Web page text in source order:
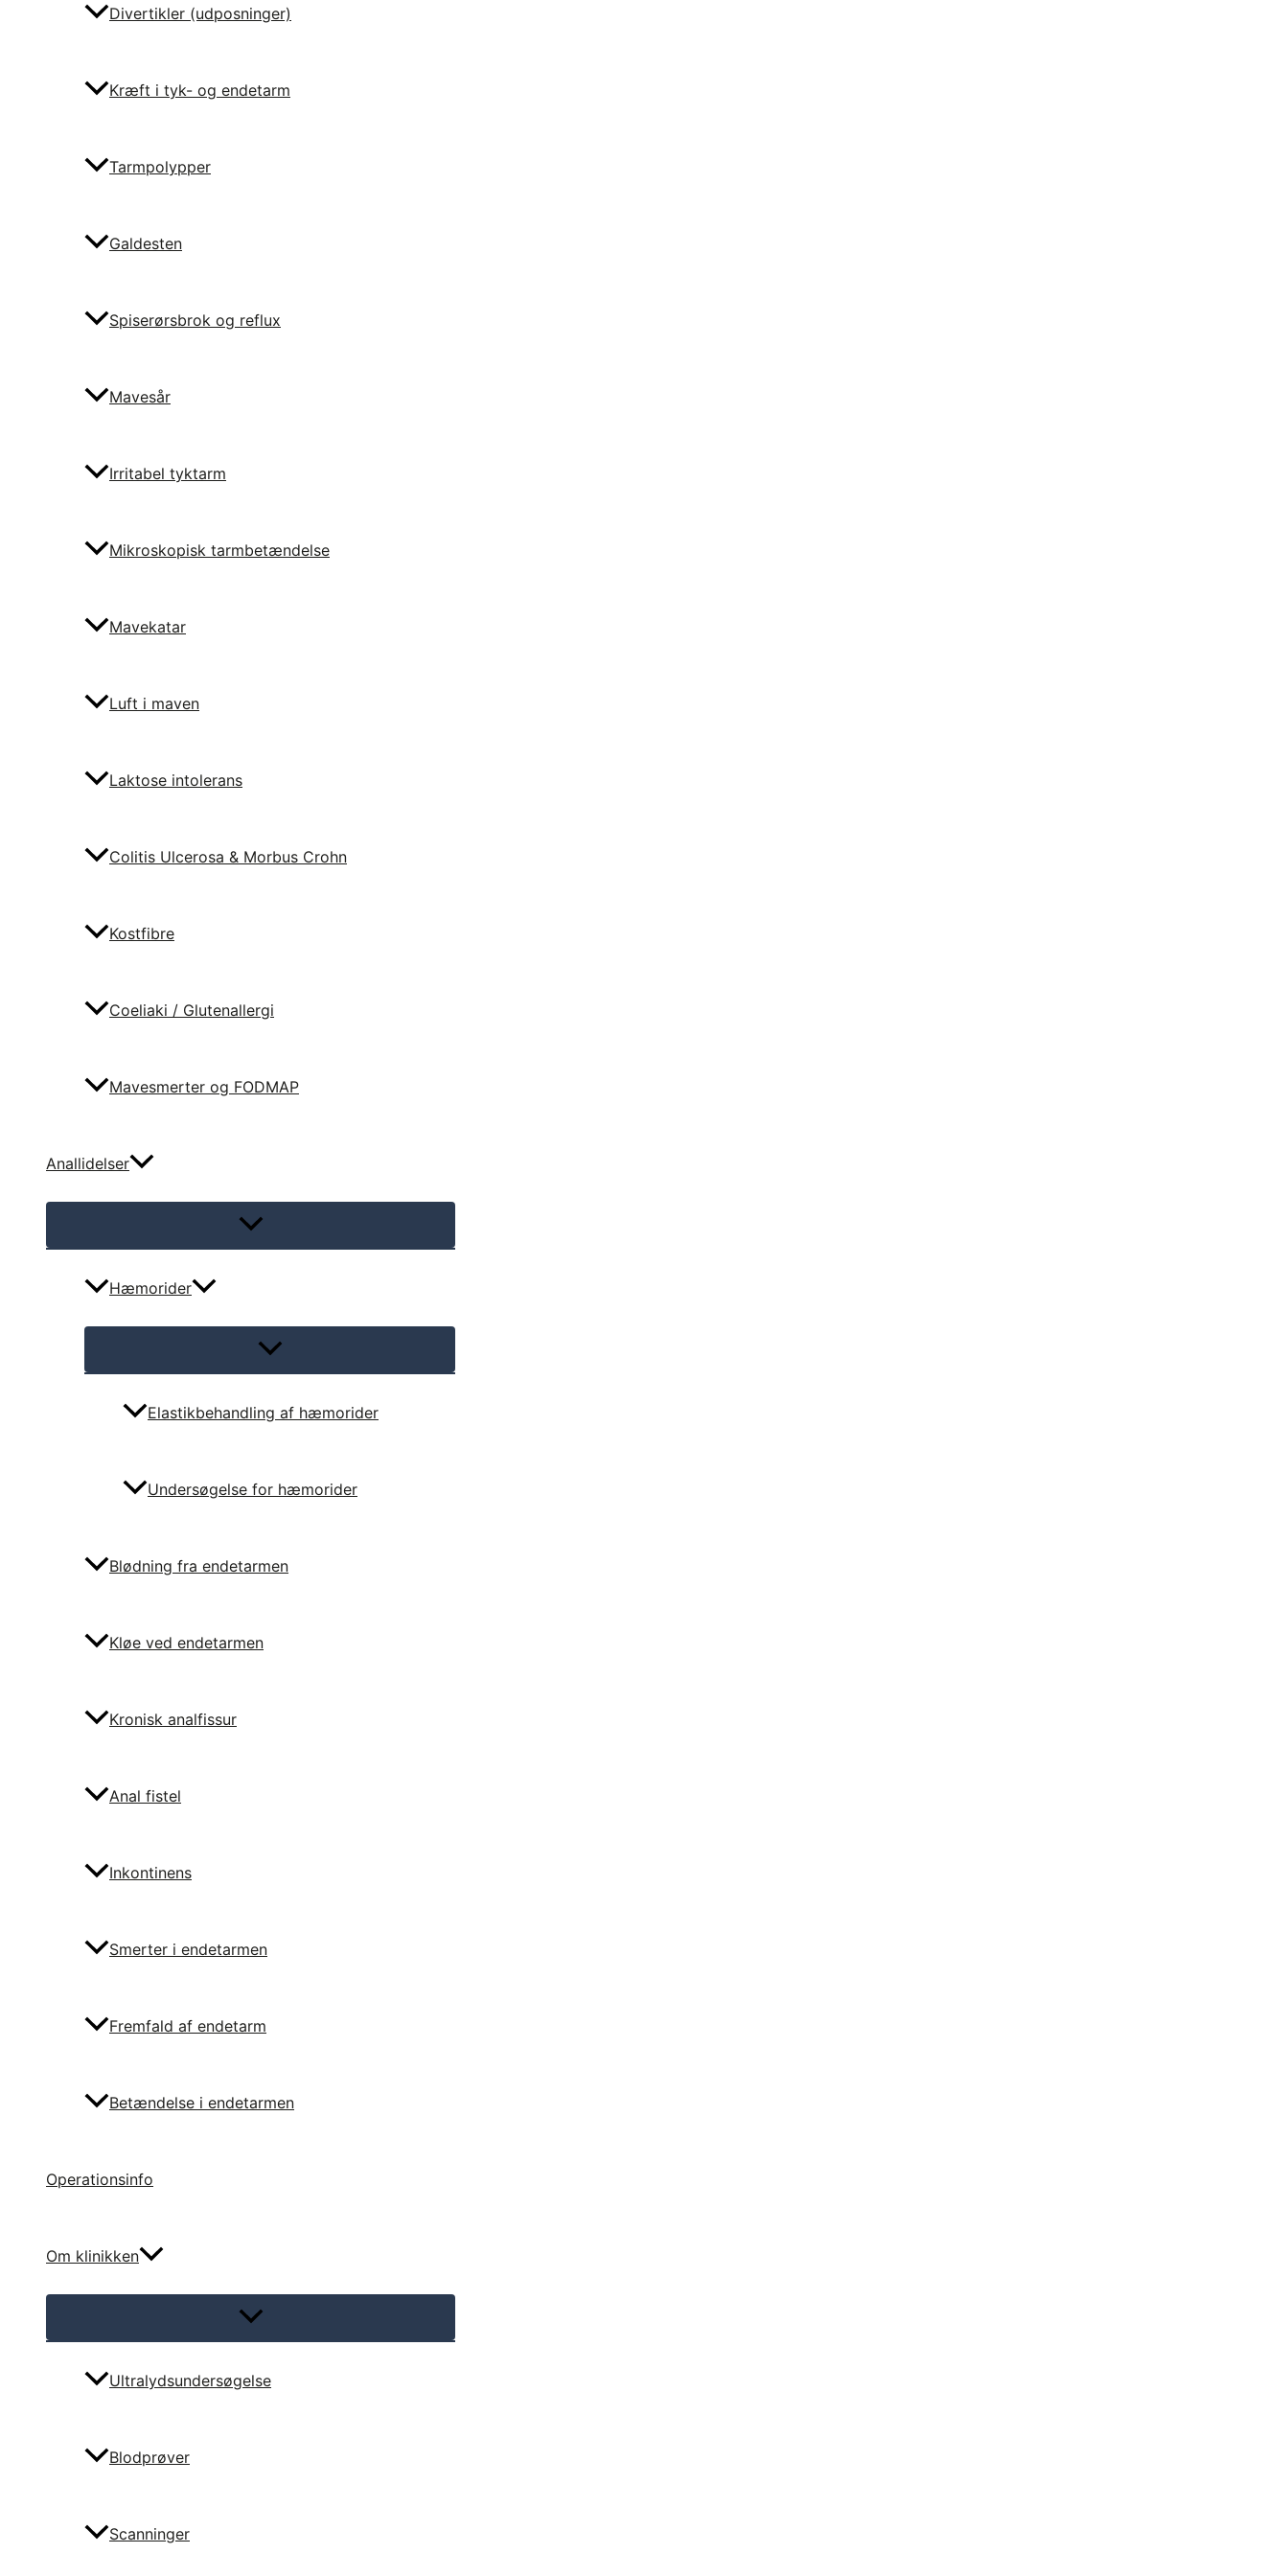
Divertikler (udposninger)
Kræft i tyk- og endetarm
Tarmpolypper
Galdesten
Spiserørsbrok og reflux
Mavesår
Irritabel tyktarm
Mikroskopisk tarmbetændelse
Mavekatar
Luft i maven
Laktose intolerans
Colitis Ulcerosa & Morbus Crohn
Kostfibre
Coeliaki / Glutenallergi
Mavesmerter og FODMAP
Anallidelser
Menu
Hæmorider
Menu
Elastikbehandling af hæmorider
Undersøgelse for hæmorider
Blødning fra endetarmen
Kløe ved endetarmen
Kronisk analfissur
Anal fistel
Inkontinens
Smerter i endetarmen
Fremfald af endetarm
Betændelse i endetarmen
Operationsinfo
Om klinikken
Menu
Ultralydsundersøgelse
Blodprøver
Scanninger